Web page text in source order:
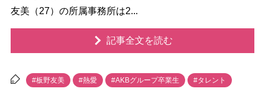
友美（27）の所属事務所は2...
記事全文を読む
#板野友美 #熱愛 #AKBグループ卒業生 #タレント